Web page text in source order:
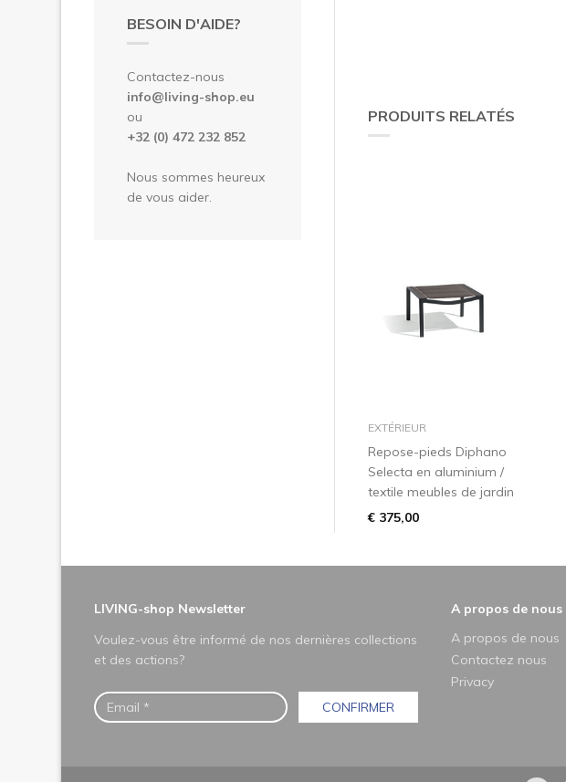
BESOIN D'AIDE?
Contactez-nous
info@living-shop.eu
ou
+32 (0) 472 232 852
Nous sommes heureux
de vous aider.
PRODUITS RELATÉS
dans le panier
EXTÉRIEUR
Repose-pieds Diphano
Selecta en aluminium /
textile meubles de jardin
€ 375,00
LIVING-shop Newsletter
Voulez-vous être informé de nos dernières collections
et des actions?
CONFIRMER
A propos de nous
A propos de nous
Contactez nous
Privacy